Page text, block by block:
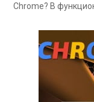
Chrome? В